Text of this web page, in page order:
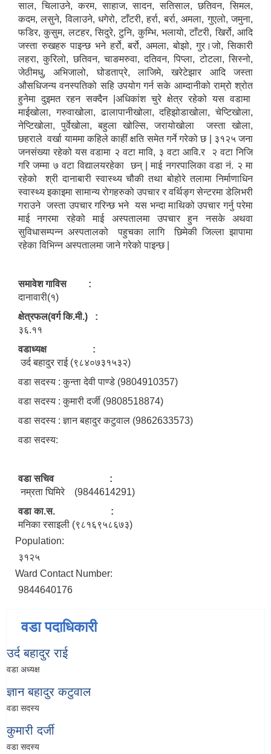
साल, चिलाउने, करम, साहाज, सादन, सतिसाल, छतिवन, सिमल,
कदम, लसुने, विलाउने, धगेरो, टाँटरी, हर्रा, बर्रा, अमला, गुएलो, जमुना,
फडिर, कुसुम, लटहर, सिदुरे, टुनि, कुम्भि, भलायो, टाँटरी, खिर्रो, आदि
जस्ता रुखहरु पाइन्छ भने हर्रो, बर्रो, अमला, बोझो, गुर।जो, सिकारी
लहरा, कुरिलो, छतिवन, चाङमरुवा, दतिवन, पिप्ला, टोटला, सिस्नो,
जेठीमधु, अभिजालो, घोडताप्रे, लाजिमे, खरेटेझार आदि जस्ता
औसधिजन्य वनस्पतिको सहि उपयोग गर्न सके आम्दानीको राम्रो श्रोत
हुनेमा दुइमत रहन सक्दैन |अधिकांश चुरे क्षेत्र रहेको यस वडामा
माईखोला, गरुवाखोला, ढालापानीखोला, दहिझोडाखोला, चेप्टिखोला,
नेप्टिखोला, पुर्वेखोला, बहुला खोल्सि, जरायोखोला जस्ता खोला,
छहराले वर्खा याममा कहिले काहीं क्षति समेत गर्ने गरेको छ | ३१२५ जना
जनसंख्या रहेको यस वडामा २ वटा मावि, ३ वटा आवि.र २ वटा निजि
गरि जम्मा ७ वटा विद्यालयरहेका छन् | माई नगरपालिका वडा नं. २ मा
रहेको श्री दानाबारी स्वास्थ्य चौकी तथा बोहोरे तलामा निर्माणाधिन
स्वास्थ्य इकाइमा सामान्य रोगहरुको उपचार र वर्थिङ्ग सेन्टरमा डेलिभरी
गराउने जस्ता उपचार गरिन्छ भने यस भन्दा माथिको उपचार गर्नु परेमा
माई नगरमा रहेको माई अस्पतालमा उपचार हुन नसके अथवा
सुविधासम्पन्न अस्पतालको पहुचका लागि छिमेकी जिल्ला झापामा
रहेका विभिन्न अस्पतालमा जाने गरेको पाइन्छ |
समावेश गाविस :
दानावारी(१)
क्षेत्रफल(वर्ग कि.मी.) :
३६.११
वडाध्यक्ष :
उर्द बहादुर राई (९८४०७३१५३२)
वडा सदस्य : कुन्ता देवी पाण्डे (9804910357)
वडा सदस्य : कुमारी दर्जी (9808518874)
वडा सदस्य : ज्ञान बहादुर कटुवाल (9862633573)
वडा सदस्य:
वडा सचिव :
नम्रता घिमिरे (9844614291)
वडा का.स. :
मनिका रसाइली (९८१६९५८६७३)
Population:
३१२५
Ward Contact Number:
9844640176
वडा पदाधिकारी
उर्द बहादुर राई
वडा अध्यक्ष
ज्ञान बहादुर कटुवाल
वडा सदस्य
कुमारी दर्जी
वडा सदस्य